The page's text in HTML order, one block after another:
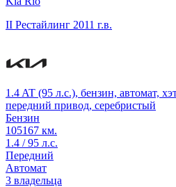
II Рестайлинг 2011 г.в.
1.4 AT (95 л.с.), бензин, автомат,
передний привод, серебристый
Бензин
105167 км.
1.4 / 95 л.с.
Передний
Автомат
3 владельца